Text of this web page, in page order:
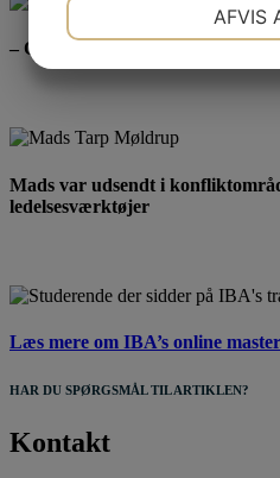
– Online-undervisning giver
Mads var udsendt i
ledelsesværktøjer
Læs mere om IBA’s online
HAR DU SPØRGSMÅL TIL ARTIKLEN?
Kontakt
AFVIS